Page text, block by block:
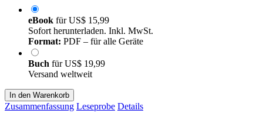
eBook fürUS$ 15,99
Sofort herunterladen. Inkl. MwSt.
Format: PDF – für alle Geräte
Buch fürUS$ 19,99
Versand weltweit
In den Warenkorb
Zusammenfassung Leseprobe Details